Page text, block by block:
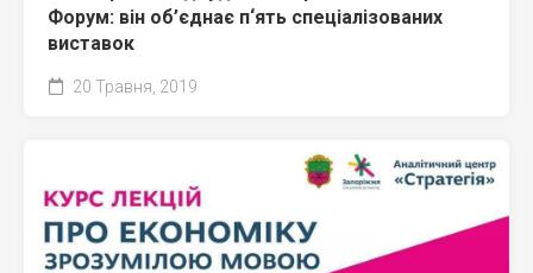
Форум: він об’єднає п‘ять спеціалізованих
виставок
20 Травня, 2019